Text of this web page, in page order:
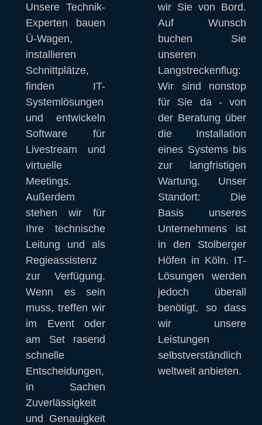
Unsere Technik-
Experten bauen
Ü-Wagen,
installieren
Schnittplätze,
finden IT-
Systemlösungen
und entwickeln
Software für
Livestream und
virtuelle
Meetings.
Außerdem
stehen wir für
Ihre technische
Leitung und als
Regieassistenz
zur Verfügung.
Wenn es sein
muss, treffen wir
im Event oder
am Set rasend
schnelle
Entscheidungen,
in Sachen
Zuverlässigkeit
und Genauigkeit
wir Sie von Bord.
Auf Wunsch
buchen Sie
unseren
Langstreckenflug:
Wir sind nonstop
für Sie da - von
der Beratung über
die Installation
eines Systems bis
zur langfristigen
Wartung. Unser
Standort: Die
Basis unseres
Unternehmens ist
in den Stolberger
Höfen in Köln. IT-
Lösungen werden
jedoch überall
benötigt, so dass
wir unsere
Leistungen
selbstverständlich
weltweit anbieten.